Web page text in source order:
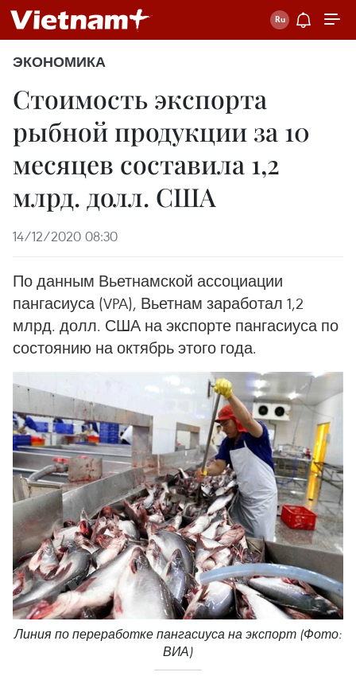
ЭКОНОМИКА
Стоимость экспорта
рыбной продукции за 10
месяцев составила 1,2
млрд. долл. США
14/12/2020 08:30
По данным Вьетнамской ассоциации
пангасиуса (VPA), Вьетнам заработал 1,2
млрд. долл. США на экспорте пангасиуса по
состоянию на октябрь этого года.
Линия по переработке пангасиуса на экспорт (Фото:
ВИА)